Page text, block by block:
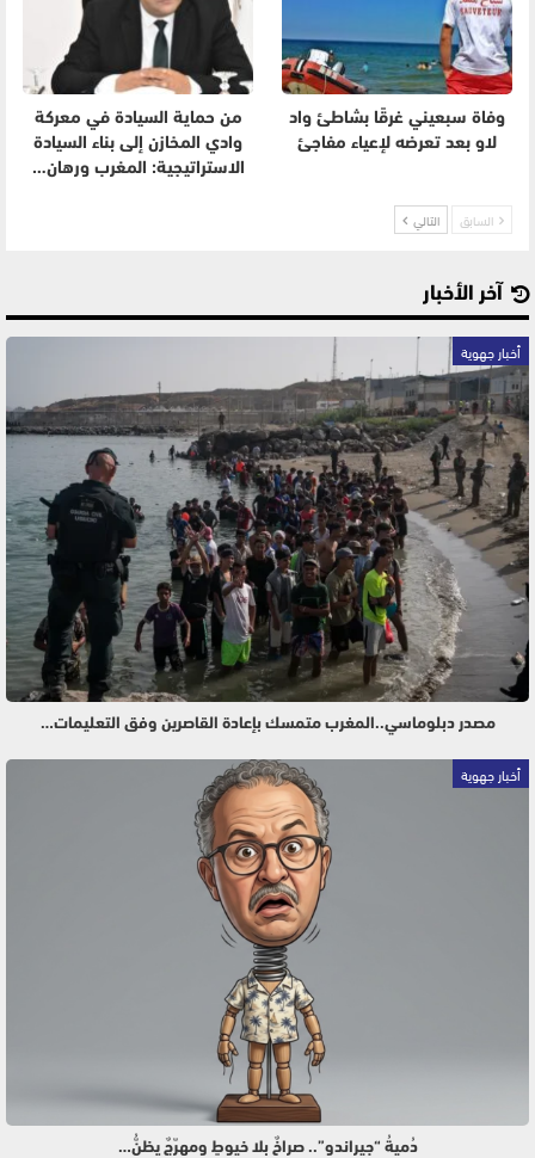
وفاة سبعيني غرقًا بشاطئ واد
لاو بعد تعرضه لإعياء مفاجئ
من حماية السيادة في معركة
وادي المخازن إلى بناء السيادة
الاستراتيجية: المغرب ورهان…
السابق التالي
آخر الأخبار
أخبار جهوية
مصدر دبلوماسي..المغرب متمسك بإعادة القاصرين وفق التعليمات…
أخبار جهوية
دُميةُ “جيراندو”.. صراخٌ بلا خيوطٍ ومهرّجٌ يظنُّ…